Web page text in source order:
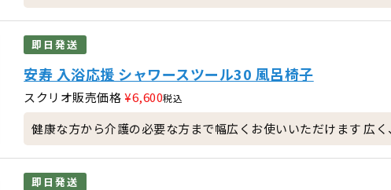
即日発送
安寿 入浴応援 シャワースツール30 風呂椅子
スクリオ販売価格 ¥6,600税込
健康な方から介護の必要な方まで幅広くお使いいただけます 広く
即日発送